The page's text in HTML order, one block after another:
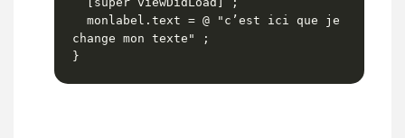
change mon texte" ;
}